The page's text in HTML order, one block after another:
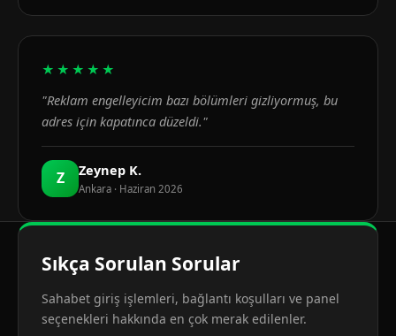
★★★★★
"Reklam engelleyicim bazı bölümleri gizliyormuş, bu
adres için kapatınca düzeldi."
Z Zeynep K.
Ankara · Haziran 2026
Sıkça Sorulan Sorular
Sahabet giriş işlemleri, bağlantı koşulları ve panel
seçenekleri hakkında en çok merak edilenler.